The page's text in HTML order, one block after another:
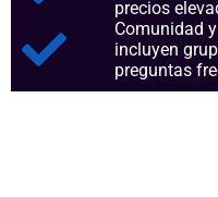
precios
Comunidad
incluyen
preguntas